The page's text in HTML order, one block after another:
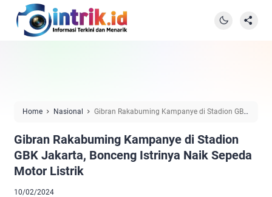
Home Nasional
Gibran Rakabuming Kampanye di Stadion GBK
Gibran Rakabuming Kampanye di Stadion
GBK Jakarta, Bonceng Istrinya Naik Sepeda
Motor Listrik
10/02/2024